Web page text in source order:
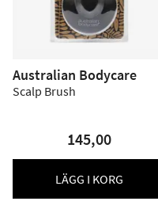
Australian Bodycare
Scalp Brush
145,00
LÄGG I KORG